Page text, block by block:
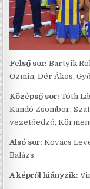
Felső sor:Bartyik
Ozmin, Dér Ákos,
Középső sor: Tóth
Kandó Zsombor,
vezetőedző,
Alsó sor: Kovács
Balázs
A képről hiányzik: